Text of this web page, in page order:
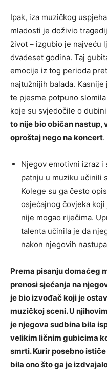
Ipak, iza muzičkog
mladosti je doživio
život – izgubio je najveću
dvadeset godina. Taj
emocije iz tog perioda
najtužnijih balada.
te pjesme potpuno
koje su svjedočile o
to nije bio običan nastup,
oproštaj nego na koncert.
Njegov emotivni izraz i
patnju u muziku učinili
Kolege su ga često
osjećajnog čovjeka
nije mogao riječima.
talenta učinila je da
nakon njegovih
Prema pisanju domaćeg
prenosi sjećanja na
je bio izvođač koji je
muzičkoj sceni. U
je njegova sudbina bila
velikim ličnim gubicima
smrti. Kurir posebno
bila ono što ga je